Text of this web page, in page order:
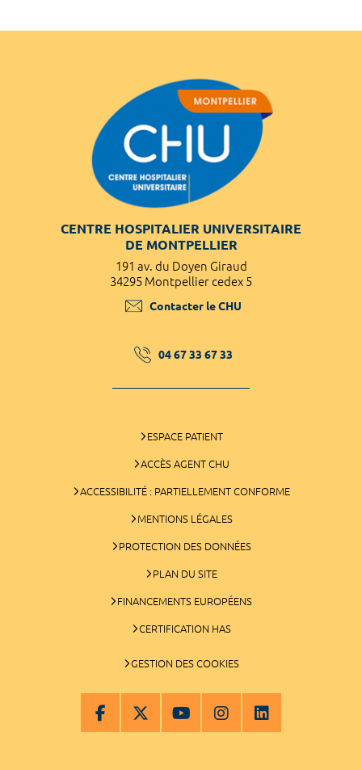
CENTRE HOSPITALIER UNIVERSITAIRE
DE MONTPELLIER
191 av. du Doyen Giraud
34295 Montpellier cedex 5
Contacter le CHU
04 67 33 67 33
ESPACE PATIENT
ACCÈS AGENT CHU
ACCESSIBILITÉ : PARTIELLEMENT CONFORME
MENTIONS LÉGALES
PROTECTION DES DONNÉES
PLAN DU SITE
FINANCEMENTS EUROPÉENS
CERTIFICATION HAS
GESTION DES COOKIES